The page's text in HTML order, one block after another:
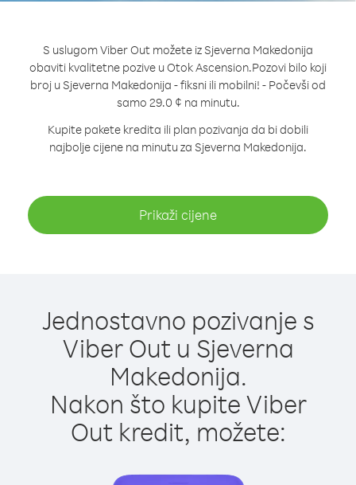
S uslugom Viber Out možete iz Sjeverna Makedonija
obaviti kvalitetne pozive u Otok Ascension.Pozovi bilo koji
broj u Sjeverna Makedonija - fiksni ili mobilni! - Počevši od
samo 29.0 ¢ na minutu.
Kupite pakete kredita ili plan pozivanja da bi dobili
najbolje cijene na minutu za Sjeverna Makedonija.
Prikaži cijene
Jednostavno pozivanje s
Viber Out u Sjeverna
Makedonija.
Nakon što kupite Viber
Out kredit, možete: